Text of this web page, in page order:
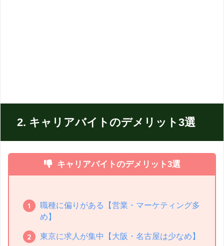
2. キャリアバイトのデメリット3選
キャリアバイトのデメリット3選
職種に偏りがある【営業・マーケティング多
め】
東京に求人が集中【大阪・名古屋は少なめ】